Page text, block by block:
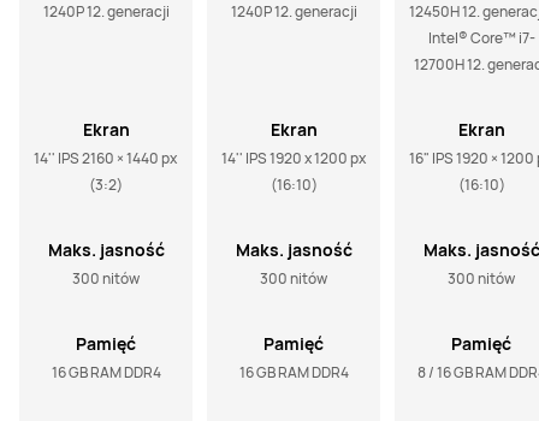
1240P 12. generacji
Ekran
14'' IPS 2160 × 1440 px
(3:2)
Maks. jasność
300 nitów
Pamięć
operacyjna
16 GB RAM DDR4
1240P 12. generacji
Ekran
14'' IPS 1920 x 1200 px
(16:10)
Maks. jasność
300 nitów
Pamięć
operacyjna
16 GB RAM DDR4
12450H 12.
Intel® Core™ i7-
12700H 12.
Ekran
16" IPS 1920 × 1200
(16:10)
Maks. jasność
300 nitów
Pamięć
operacyjna
8 / 16 GB RAM